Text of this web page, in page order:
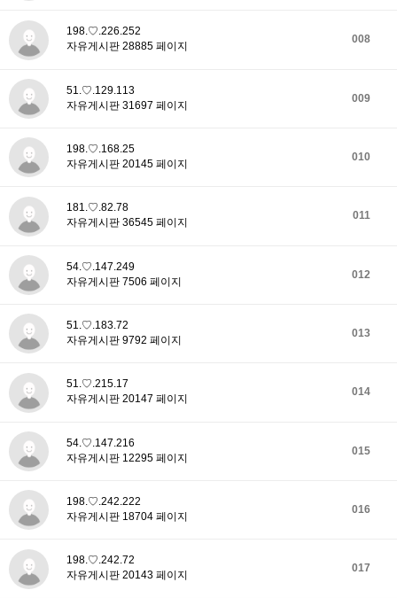
008
198.♡.226.252
자유게시판 28885 페이지
009
51.♡.129.113
자유게시판 31697 페이지
010
198.♡.168.25
자유게시판 20145 페이지
011
181.♡.82.78
자유게시판 36545 페이지
012
54.♡.147.249
자유게시판 7506 페이지
013
51.♡.183.72
자유게시판 9792 페이지
014
51.♡.215.17
자유게시판 20147 페이지
015
54.♡.147.216
자유게시판 12295 페이지
016
198.♡.242.222
자유게시판 18704 페이지
017
198.♡.242.72
자유게시판 20143 페이지